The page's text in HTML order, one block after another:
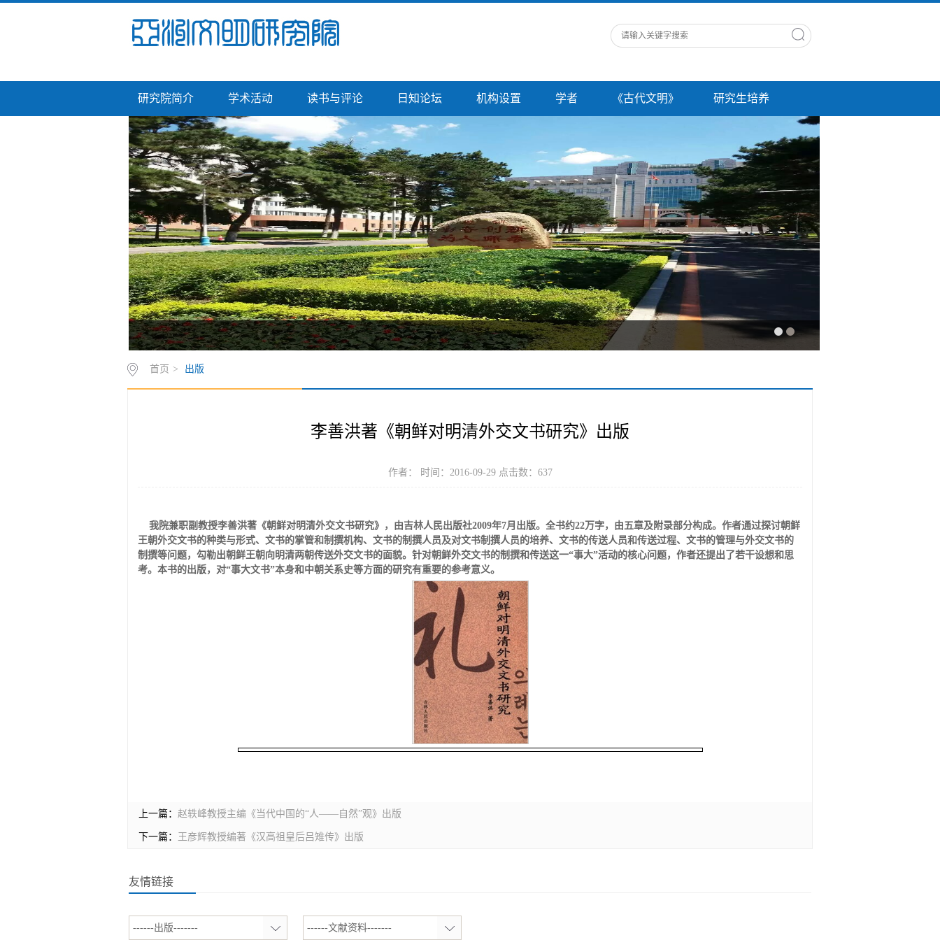
研究院简介 学术活动 读书与评论 日知论坛 机构设置 学者 《古代文明》 研究生培养
首页 > 出版
李善洪著《朝鲜对明清外交文书研究》出版
作者： 时间：2016-09-29 点击数： 637
我院兼职副教授李善洪著《朝鲜对明清外交文书研究》，由吉林人民出版社2009年7月出版。全书约22万字，由五章及附录部分构成。作者通过探讨朝鲜
王朝外交文书的种类与形式、文书的掌管和制撰机构、文书的制撰人员及对文书制撰人员的培养、文书的传送人员和传送过程、文书的管理与外交文书的
制撰等问题，勾勒出朝鲜王朝向明清两朝传送外交文书的面貌。针对朝鲜外交文书的制撰和传送这一“事大”活动的核心问题，作者还提出了若干设想和思
考。本书的出版，对“事大文书”本身和中朝关系史等方面的研究有重要的参考意义。
上一篇： 赵轶峰教授主编《当代中国的“人——自然”观》出版
下一篇： 王彦辉教授编著《汉高祖皇后吕雉传》出版
友情链接
------出版------- ------文献资料-------